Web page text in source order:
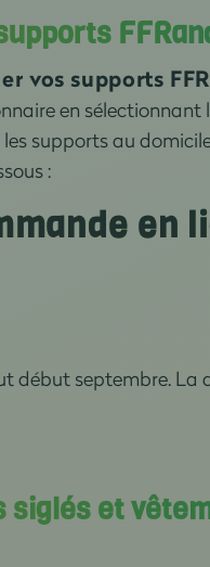
vos supports
en sélectionnant
supports au
:
en
début septembre. La
et